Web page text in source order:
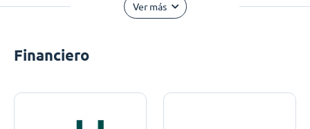
Ver más
Financiero